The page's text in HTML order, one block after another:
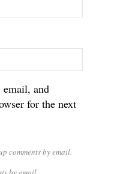
email, and
for the next
comments by email.